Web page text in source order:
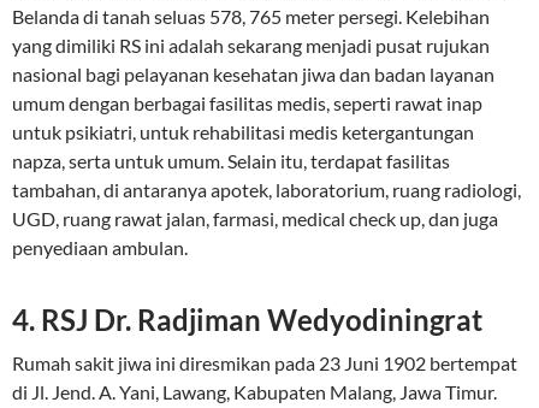
Belanda di tanah seluas 578, 765 meter persegi. Kelebihan
yang dimiliki RS ini adalah sekarang menjadi pusat rujukan
nasional bagi pelayanan kesehatan jiwa dan badan layanan
umum dengan berbagai fasilitas medis, seperti rawat inap
untuk psikiatri, untuk rehabilitasi medis ketergantungan
napza, serta untuk umum. Selain itu, terdapat fasilitas
tambahan, di antaranya apotek, laboratorium, ruang radiologi,
UGD, ruang rawat jalan, farmasi, medical check up, dan juga
penyediaan ambulan.
4. RSJ Dr. Radjiman Wedyodiningrat
Rumah sakit jiwa ini diresmikan pada 23 Juni 1902 bertempat
di Jl. Jend. A. Yani, Lawang, Kabupaten Malang, Jawa Timur.